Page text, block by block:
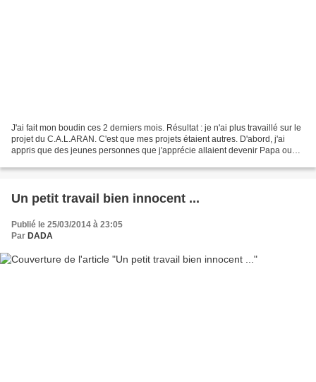
J'ai fait mon boudin ces 2 derniers mois. Résultat : je n'ai plus travaillé sur le
projet du C.A.L.ARAN. C'est que mes projets étaient autres. D'abord, j'ai
appris que des jeunes personnes que j'apprécie allaient devenir Papa ou
Un petit travail bien innocent ...
Publié le 25/03/2014 à 23:05
Par DADA